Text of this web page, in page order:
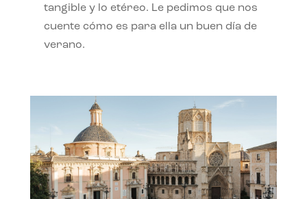
tangible y lo etéreo. Le pedimos que nos
cuente cómo es para ella un buen día de
verano.